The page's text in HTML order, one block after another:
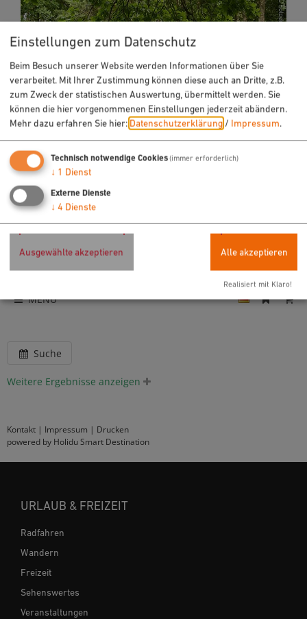
Infos zum Radfahren
MENÜ
Suche
Weitere Ergebnisse anzeigen
Kontakt | Impressum | Drucken
powered by Holidu Smart Destination
URLAUB & FREIZEIT
Radfahren
Wandern
Freizeit
Sehenswertes
Veranstaltungen
Einstellungen zum Datenschutz
Beim Besuch unserer Website werden Informationen über Sie
verarbeitet. Mit Ihrer Zustimmung können diese auch an Dritte, z.B.
zum Zweck der statistischen Auswertung, übermittelt werden. Sie
können die hier vorgenommenen Einstellungen jederzeit abändern.
Mehr dazu erfahren Sie hier:Datenschutzerklärung / Impressum.
Technisch notwendige Cookies(immer erforderlich)
↓ 1 Dienst
Externe Dienste
↓ 4 Dienste
Ausgewählte akzeptieren Alle akzeptieren
Realisiert mit Klaro!